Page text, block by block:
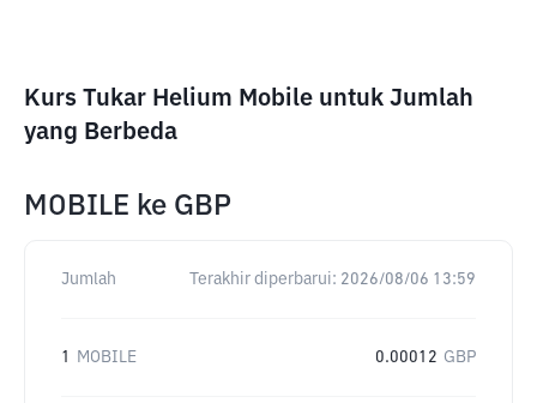
Kurs Tukar Helium Mobile untuk Jumlah
yang Berbeda
MOBILE ke GBP
Jumlah Terakhir diperbarui: 2026/08/06 13:59
1 MOBILE 0.00012 GBP